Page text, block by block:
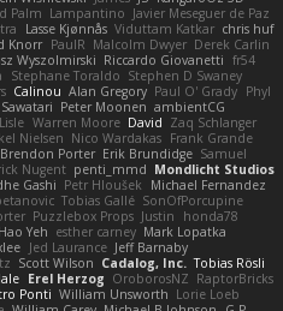
Palm Lampantino Javier Meseguer de Paz
Lasse Kjønnås Viduttam Katkar chris huf
Knorr PaulR Malcolm Dwyer Derek Carlin
Wyszolmirski Riccardo Giovanetti fr54
Stephane Toraldo Stephen D Swaney
Calinou Alan Gregory Paul O' Grady Phyl
Peter Moonen ambientCG
Warren Moore David Zaq Schlanger
Nielsen Nico Wardakas Frank Grande
Brendon Porter Erik Brundidge Samuel
Nugent penti_mmd Mondlicht Studios
Gashi Petr Hloušek
Michael Fernandez
Tobias Gallé SonOfPorcupine
Puzzlebox Props Justin
honda78
Yeh esther carney Mark Lopatka
Jed Laurance Jeff Barnaby
Scott Wilson Cadalog, Inc. Tobias Rösli
Erel Herzog OroborosNZ RaptorBricks
Ponti William Unsworth Lorie Loeb